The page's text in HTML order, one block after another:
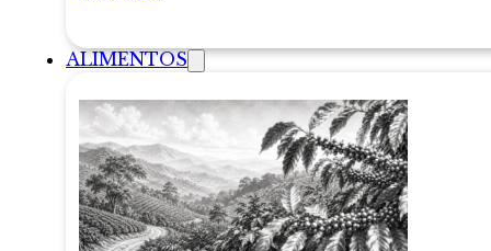
ALIMENTOS